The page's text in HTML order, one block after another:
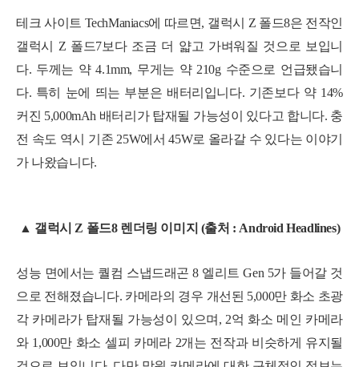
테크 사이트 TechManiacs에 따르면, 갤럭시 Z 폴드8은 전작인
갤럭시 Z 폴드7보다 조금 더 얇고 가벼워질 것으로 보입니
다. 두께는 약 4.1mm, 무게는 약 210g 수준으로 언급됐습니
다. 특히 눈에 띄는 부분은 배터리입니다. 기존보다 약 14%
커진 5,000mAh 배터리가 탑재될 가능성이 있다고 합니다. 충
전 속도 역시 기존 25W에서 45W로 올라갈 수 있다는 이야기
가 나왔습니다.
▲ 갤럭시 Z 폴드8 렌더링 이미지 (출처 : Android Headlines)
성능 면에서는 퀄컴 스냅드래곤 8 엘리트 Gen 5가 들어갈 것
으로 전해졌습니다. 카메라의 경우 개선된 5,000만 화소 초광
각 카메라가 탑재될 가능성이 있으며, 2억 화소 메인 카메라
와 1,000만 화소 셀피 카메라 2개는 전작과 비슷하게 유지될